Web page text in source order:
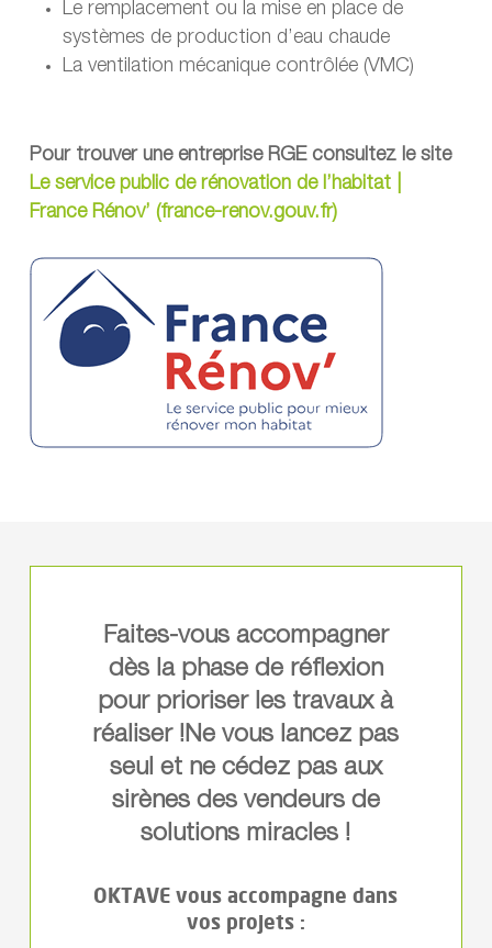
Le remplacement ou la mise en place de
systèmes de production d’eau chaude
La ventilation mécanique contrôlée (VMC)
Pour trouver une entreprise RGE consultez le site
Le service public de rénovation de l’habitat |
France Rénov’ (france-renov.gouv.fr)
Faites-vous accompagner
dès la phase de réflexion
pour prioriser les travaux à
réaliser !Ne vous lancez pas
seul et ne cédez pas aux
sirènes des vendeurs de
solutions miracles !
OKTAVE vous accompagne dans
vos projets :